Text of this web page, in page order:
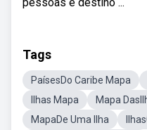
Tags
PaísesDo Caribe Mapa
Ilhas Mapa
Mapa
MapaDe Uma Ilha